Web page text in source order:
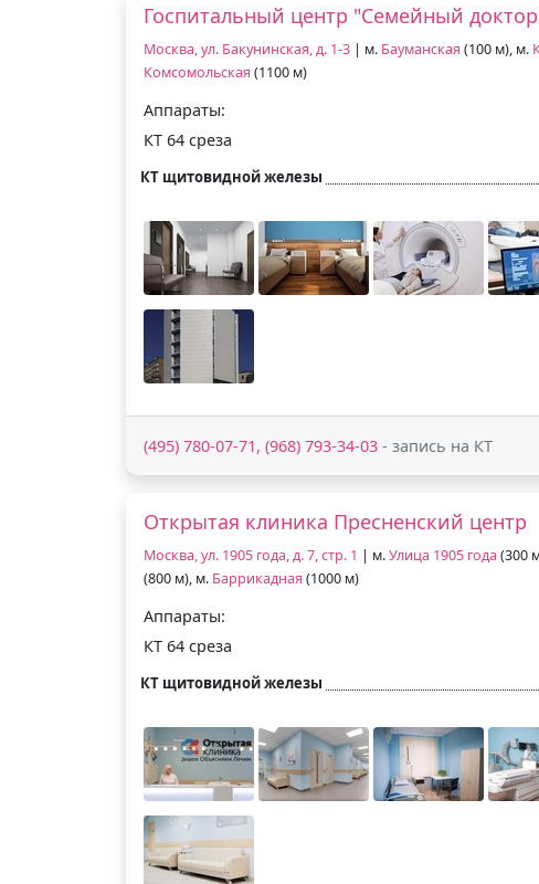
Госпитальный центр "Семейный
Москва, ул. Бакунинская, д. 1-3 | м. Бауманская (100 м), м.
Комсомольская (1100 м)
Аппараты:
КТ 64 среза
КТ щитовидной железы
(495) 780-07-71, (968) 793-34-03 - запись на КТ
Открытая клиника Пресненский центр
Москва, ул. 1905 года, д. 7, стр. 1 | м.Улица 1905 года (300
(800 м), м. Баррикадная (1000 м)
Аппараты:
КТ 64 среза
КТ щитовидной железы